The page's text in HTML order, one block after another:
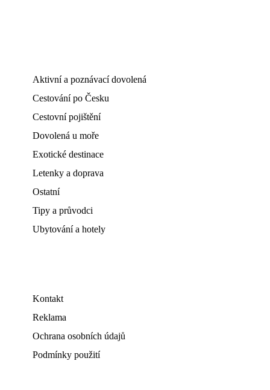
Aktivní a poznávací dovolená
Cestování po Česku
Cestovní pojištění
Dovolená u moře
Exotické destinace
Letenky a doprava
Ostatní
Tipy a průvodci
Ubytování a hotely
Kontakt
Reklama
Ochrana osobních údajů
Podmínky použití